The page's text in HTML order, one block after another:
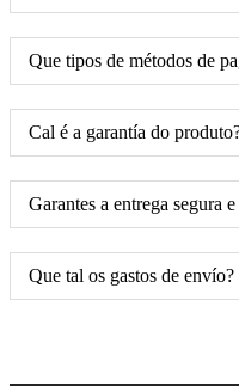
Que tipos de métodos de
Cal é a garantía do
Garantes a entrega segura
Que tal os gastos de envío?